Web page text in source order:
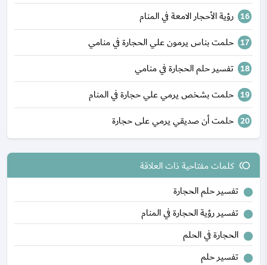
رؤية الأحجار الامعة في المنام
حلمت بناس يرمون علي الحجارة في منامي
تفسير حلم الحجارة في منامي
حلمت بشخص يرمي علي حجارة في المنام
حلمت أن صديقي يرمي على حجارة
toll كلمات مفتاحية ذات العلاقة
تفسير حلم الحجارة
تفسير رؤية الحجارة في المنام
الحجارة في الحلم
تفسير حلم